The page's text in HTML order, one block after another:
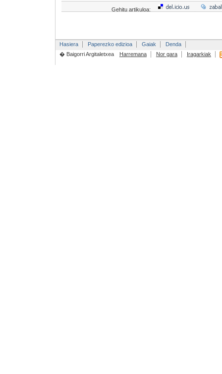
Gehitu artikuloa:
Hasiera Paperezko edizioa Gaiak
Denda
� Baigorri Argitaletxea
Harremana Nor gara Iragarkiak